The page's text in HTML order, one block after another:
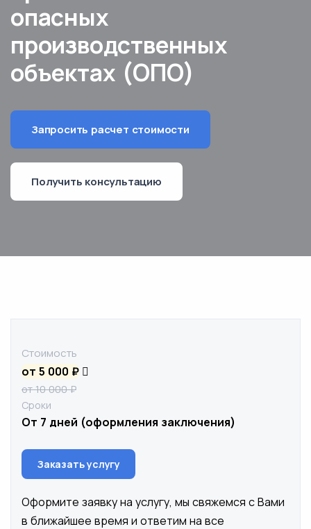
опасных
производственных
объектах (ОПО)
Запросить расчет стоимости
Получить консультацию
Стоимость
от 5 000 ₽
от 10 000 ₽
Сроки
От 7 дней (оформления заключения)
Заказать услугу
Оформите заявку на услугу, мы свяжемся с Вами
в ближайшее время и ответим на все